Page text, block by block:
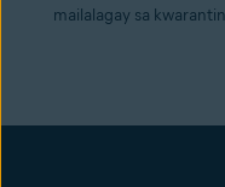
mailalagay sa